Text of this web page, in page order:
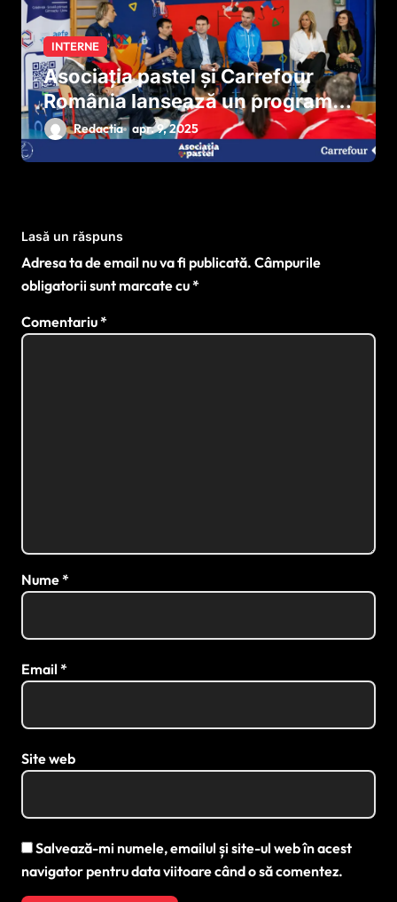
INTERNE
Asociația pastel și Carrefour
România lansează un program
național pentru dezvoltarea
sportului paralimpic
Redactia apr. 9, 2025
Lasă un răspuns
Adresa ta de email nu va fi publicată. Câmpurile
obligatorii sunt marcate cu*
Comentariu*
Nume*
Email *
Site web
Salvează-mi numele, emailul și site-ul web în acest
navigator pentru data viitoare când o să comentez.